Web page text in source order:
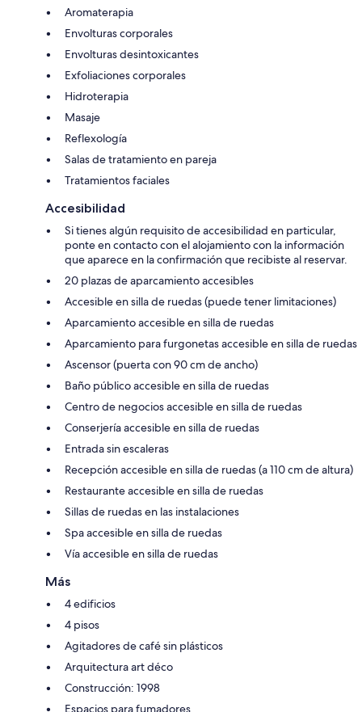
Aromaterapia
Envolturas corporales
Envolturas desintoxicantes
Exfoliaciones corporales
Hidroterapia
Masaje
Reflexología
Salas de tratamiento en pareja
Tratamientos faciales
Accesibilidad
Si tienes algún requisito de accesibilidad en particular,
ponte en contacto con el alojamiento con la información
que aparece en la confirmación que recibiste al reservar.
20 plazas de aparcamiento accesibles
Accesible en silla de ruedas (puede tener limitaciones)
Aparcamiento accesible en silla de ruedas
Aparcamiento para furgonetas accesible en silla de ruedas
Ascensor (puerta con 90 cm de ancho)
Baño público accesible en silla de ruedas
Centro de negocios accesible en silla de ruedas
Conserjería accesible en silla de ruedas
Entrada sin escaleras
Recepción accesible en silla de ruedas (a 110 cm de altura)
Restaurante accesible en silla de ruedas
Sillas de ruedas en las instalaciones
Spa accesible en silla de ruedas
Vía accesible en silla de ruedas
Más
4 edificios
4 pisos
Agitadores de café sin plásticos
Arquitectura art déco
Construcción: 1998
Espacios para fumadores